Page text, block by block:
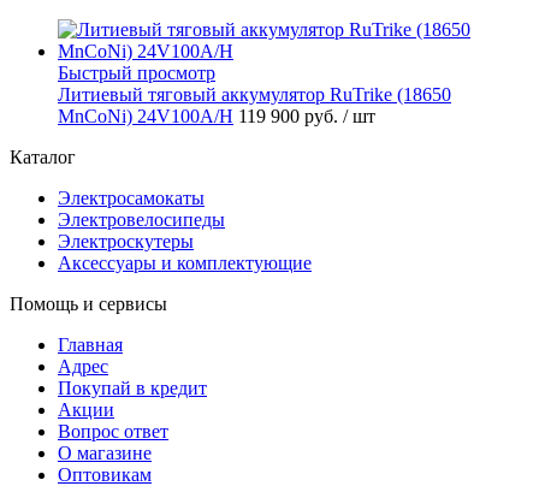
Быстрый просмотр
Литиевый тяговый аккумулятор RuTrike (18650
MnCoNi) 24V100A/H 119 900 руб. / шт
Каталог
Электросамокаты
Электровелосипеды
Электроскутеры
Аксессуары и комплектующие
Помощь и сервисы
Главная
Адрес
Покупай в кредит
Акции
Вопрос ответ
О магазине
Оптовикам